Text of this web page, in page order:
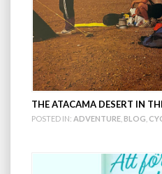
THE ATACAMA DESERT IN
POSTED IN: ADVENTURE BLOG